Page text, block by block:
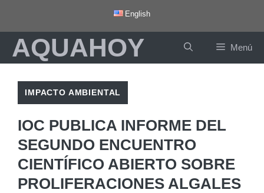
contenido
English
AQUAHOY Menú
IMPACTO AMBIENTAL
IOC PUBLICA INFORME DEL
SEGUNDO ENCUENTRO
CIENTÍFICO ABIERTO SOBRE
PROLIFERACIONES ALGALES